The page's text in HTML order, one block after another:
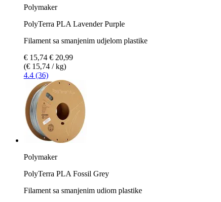
Polymaker
PolyTerra PLA Lavender Purple
Filament sa smanjenim udjelom plastike
€ 15,74 € 20,99
(€ 15,74 / kg)
4.4 (36)
Polymaker
PolyTerra PLA Fossil Grey
Filament sa smanjenim udiom plastike